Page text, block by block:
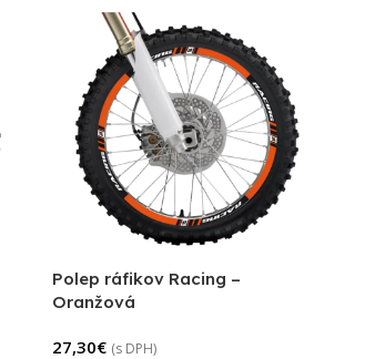
Polep ráfikov Racing –
Oranžová
27,30€ (s DPH)